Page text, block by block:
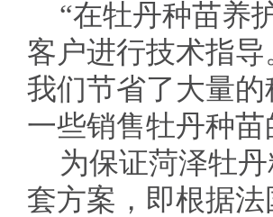
“在牡丹种苗养
客户进行技术指
我们节省了大量
一些销售牡丹种苗
为保证菏泽牡
套方案，即根据